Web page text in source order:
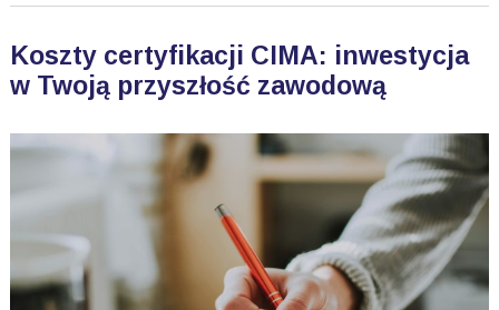
Koszty certyfikacji CIMA: inwestycja
w Twoją przyszłość zawodową